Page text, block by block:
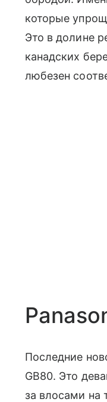
которые
Это в долине
канадских
любезен
Последние
GB80. Это
за влосами на